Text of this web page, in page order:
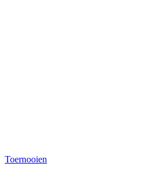
Toernooien